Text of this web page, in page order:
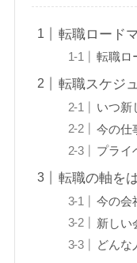
転職ロード
転職ロ
転職スケジ
いつ新
今の仕
プライ
転職の軸を
今の会
新しい
どんな